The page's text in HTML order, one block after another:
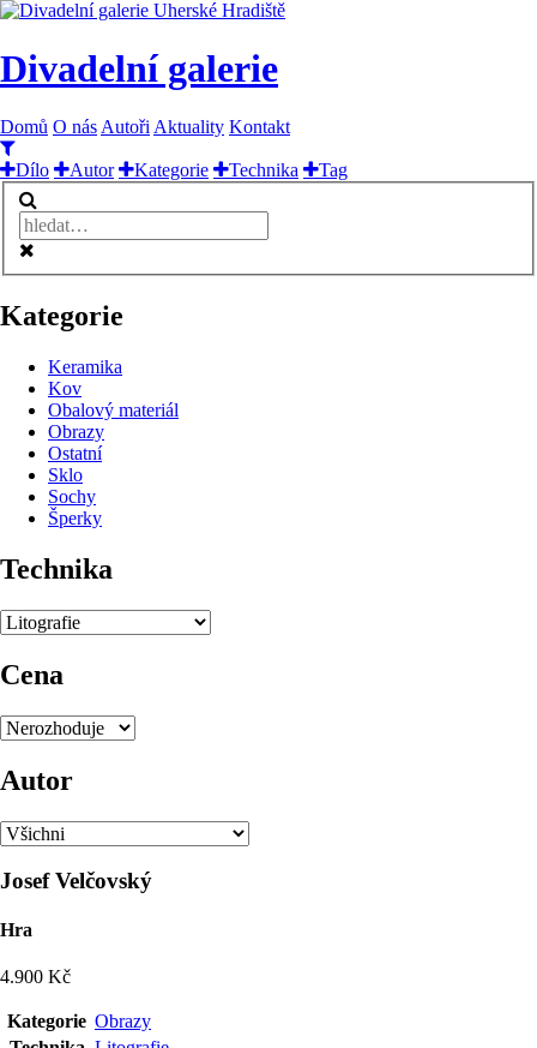
Divadelní galerie
Domů O nás Autoři Aktuality Kontakt
Dílo Autor Kategorie Technika Tag
Kategorie
Keramika
Kov
Obalový materiál
Obrazy
Ostatní
Sklo
Sochy
Šperky
Technika
Cena
Autor
Josef Velčovský
Hra
4.900 Kč
Kategorie Obrazy